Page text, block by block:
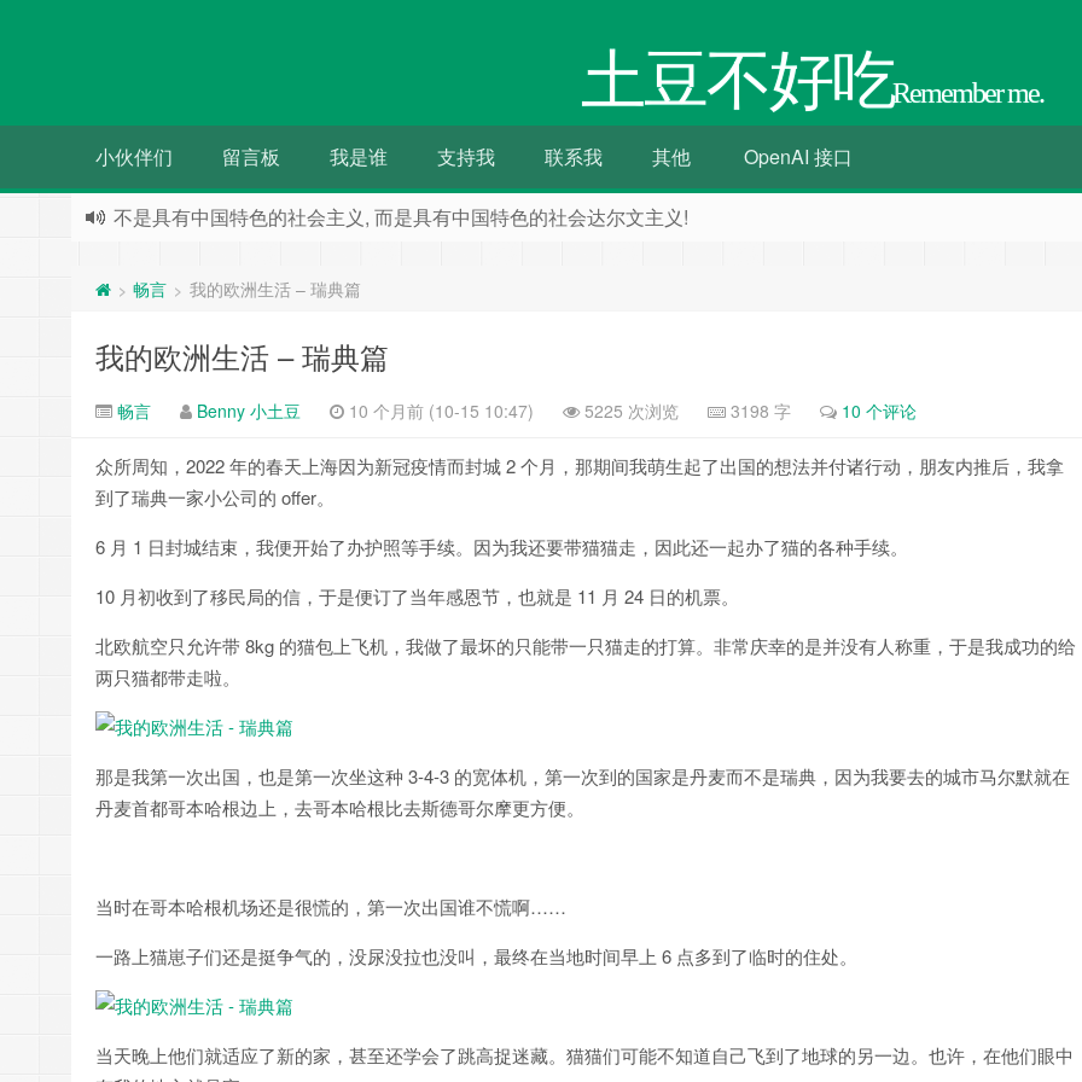
土豆不好吃Remember me.
小伙伴们 留言板 我是谁 支持我 联系我 其他 OpenAI 接口
人们都希望被别人需要 却往往事与愿违
> 畅言 > 我的欧洲生活 – 瑞典篇
我的欧洲生活 – 瑞典篇
畅言 Benny 小土豆 10 个月前 (10-15 10:47) 5225 次浏览 3198 字 10 个评论
众所周知，2022 年的春天上海因为新冠疫情而封城 2 个月，那期间我萌生起了出国的想法并付诸行动，朋友内推后，我拿
到了瑞典一家小公司的 offer。
6 月 1 日封城结束，我便开始了办护照等手续。因为我还要带猫猫走，因此还一起办了猫的各种手续。
10 月初收到了移民局的信，于是便订了当年感恩节，也就是 11 月 24 日的机票。
北欧航空只允许带 8kg 的猫包上飞机，我做了最坏的只能带一只猫走的打算。非常庆幸的是并没有人称重，于是我成功的给
两只猫都带走啦。
那是我第一次出国，也是第一次坐这种 3-4-3 的宽体机，第一次到的国家是丹麦而不是瑞典，因为我要去的城市马尔默就在
丹麦首都哥本哈根边上，去哥本哈根比去斯德哥尔摩更方便。
当时在哥本哈根机场还是很慌的，第一次出国谁不慌啊……
一路上猫崽子们还是挺争气的，没尿没拉也没叫，最终在当地时间早上 6 点多到了临时的住处。
当天晚上他们就适应了新的家，甚至还学会了跳高捉迷藏。猫猫们可能不知道自己飞到了地球的另一边。也许，在他们眼中